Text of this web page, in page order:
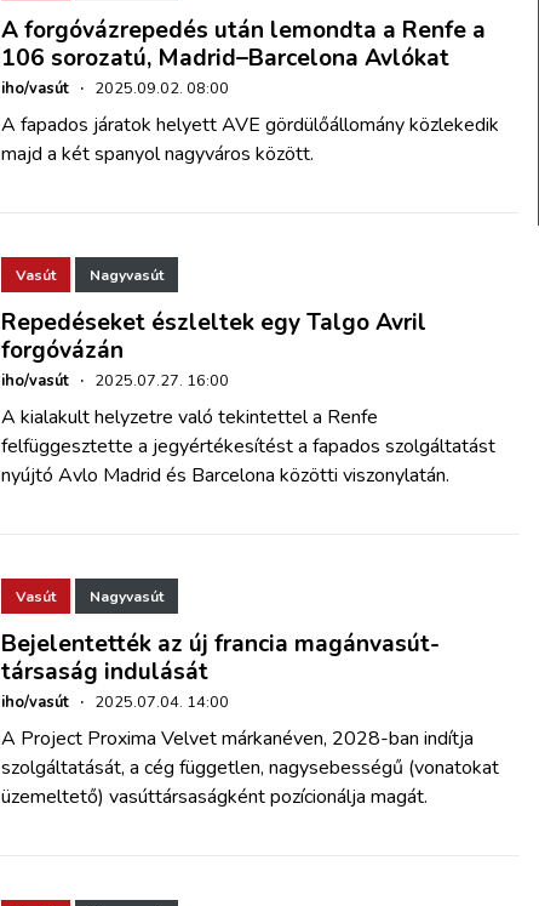
A forgóvázrepedés után lemondta a Renfe a
106 sorozatú, Madrid–Barcelona Avlókat
iho/vasút · 2025.09.02. 08:00
A fapados járatok helyett AVE gördülőállomány közlekedik
majd a két spanyol nagyváros között.
Vasút Nagyvasút
Repedéseket észleltek egy Talgo Avril
forgóvázán
iho/vasút · 2025.07.27. 16:00
A kialakult helyzetre való tekintettel a Renfe
felfüggesztette a jegyértékesítést a fapados szolgáltatást
nyújtó Avlo Madrid és Barcelona közötti viszonylatán.
Vasút Nagyvasút
Bejelentették az új francia magánvasút-
társaság indulását
iho/vasút · 2025.07.04. 14:00
A Project Proxima Velvet márkanéven, 2028-ban indítja
szolgáltatását, a cég független, nagysebességű (vonatokat
üzemeltető) vasúttársaságként pozícionálja magát.